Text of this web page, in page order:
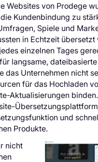
Websites von Prodege
Kundenbindung zu
Spiele und
in Echtzeit
einzelnen Tages
langsame,
das Unternehmen nicht
für das Hochladen
Aktualisierungen
und
Produkte.
nicht